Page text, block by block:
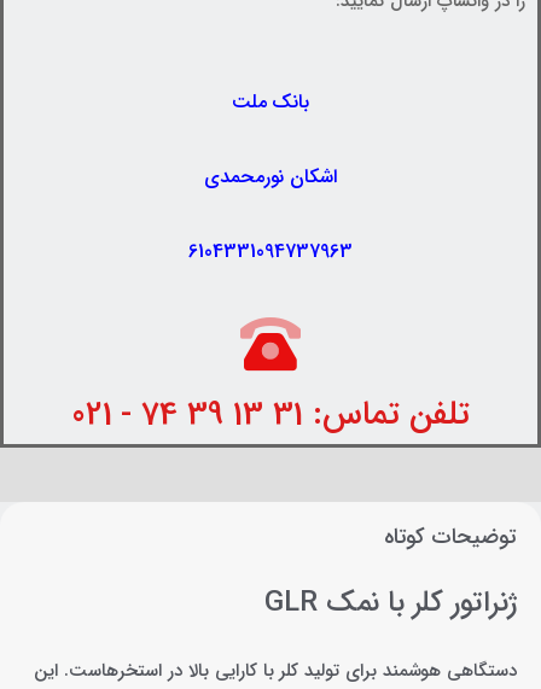
بانک ملت
اشکان نورمحمدی
6104331094737963
تلفن تماس: 31 13 39 74 - 021
توضیحات کوتاه
ژنراتور کلر با نمک GLR
دستگاهی هوشمند برای تولید کلر با کارایی بالا در استخرهاست. این